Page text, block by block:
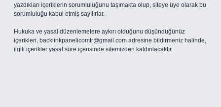
yazdıkları içeriklerin sorumluluğunu taşımakta olup, siteye üye olarak bu
sorumluluğu kabul etmiş sayılırlar.
Hukuka ve yasal düzenlemelere aykırı olduğunu düşündüğünüz
içerikleri, backlinkpanelicomtr@gmail.com adresine bildirmeniz halinde,
ilgili içerikler yasal süre içerisinde sitemizden kaldırılacaktır.